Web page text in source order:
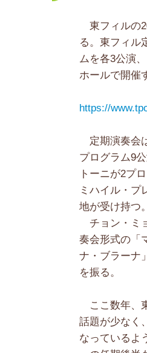
東フィルの
る。東フィル
ムを各3公演
ホールで開催
https://
定期演奏会
プログラム9
トーニが2プ
ミハイル・プ
地が受け持つ
チョン・ミ
奏会形式の「
ナ・ブラーナ
を振る。
ここ数年、
話題が少なく
なっているよ